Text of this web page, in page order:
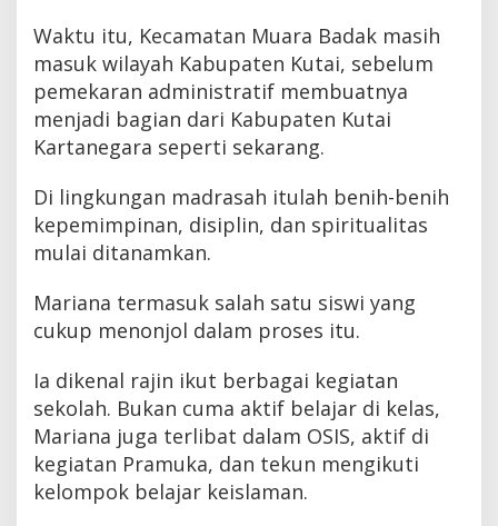
Waktu itu, Kecamatan Muara Badak masih
masuk wilayah Kabupaten Kutai, sebelum
pemekaran administratif membuatnya
menjadi bagian dari Kabupaten Kutai
Kartanegara seperti sekarang.
Di lingkungan madrasah itulah benih-benih
kepemimpinan, disiplin, dan spiritualitas
mulai ditanamkan.
Mariana termasuk salah satu siswi yang
cukup menonjol dalam proses itu.
Ia dikenal rajin ikut berbagai kegiatan
sekolah. Bukan cuma aktif belajar di kelas,
Mariana juga terlibat dalam OSIS, aktif di
kegiatan Pramuka, dan tekun mengikuti
kelompok belajar keislaman.